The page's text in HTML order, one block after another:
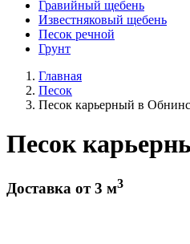
Гравийный щебень
Известняковый щебень
Песок речной
Грунт
Главная
Песок
Песок карьерный в
Песок
Доставка от 3 м3